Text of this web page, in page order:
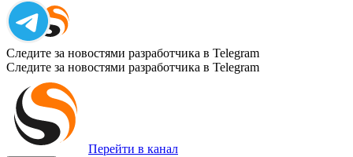
Следите за новостями разработчика в Telegram
Следите за новостями разработчика в Telegram
Перейти в канал